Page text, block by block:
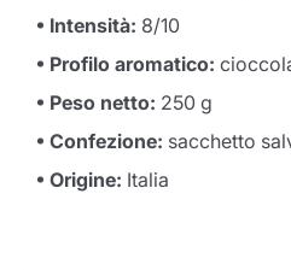
Intensità: 8/10
Profilo aromatico:
Peso netto: 250 g
Confezione: sacchetto
Origine: Italia